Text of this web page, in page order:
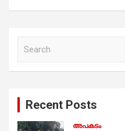
Recent Posts
അപകടം